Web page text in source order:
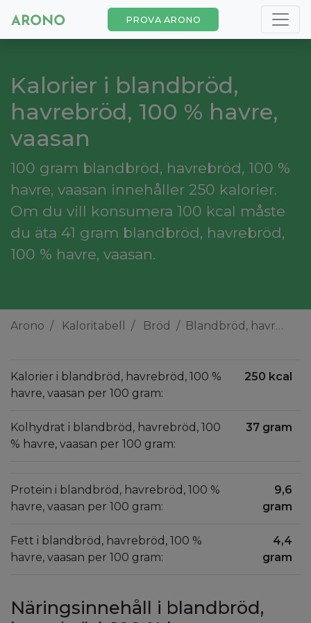
PROVA ARONO
Kalorier i blandbröd,
havrebröd, 100 % havre,
vaasan
100 gram blandbröd, havrebröd, 100 %
havre, vaasan innehåller 250 kalorier.
Om du vill konsumera 100 kcal måste
du äta 41 gram blandbröd, havrebröd,
100 % havre, vaasan.
Arono Kaloritabell Bröd Blandbröd, havrebröd, 100 % havre, vaasan
Kalorier i blandbröd, havrebröd, 100 %
havre, vaasan per 100 gram:
250 kcal
Kolhydrat i blandbröd, havrebröd, 100
% havre, vaasan per 100 gram:
37 gram
Protein i blandbröd, havrebröd, 100 %
havre, vaasan per 100 gram:
9,6
gram
Fett i blandbröd, havrebröd, 100 %
havre, vaasan per 100 gram:
4,4
gram
Näringsinnehåll i blandbröd,